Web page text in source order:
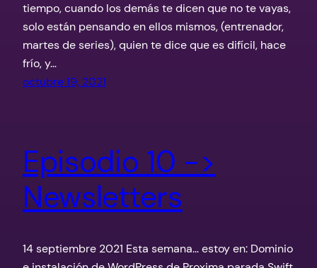
tiempo, cuando los demás te dicen que no te vayas,
solo están pensando en ellos mismos, (entrenador,
martes de series), quien te dice que es difícil, hace
frío, y…
octubre 19, 2021
Episodio 10 ->
Newsletters
14 septiembre 2021 Esta semana… estoy en: Dominio